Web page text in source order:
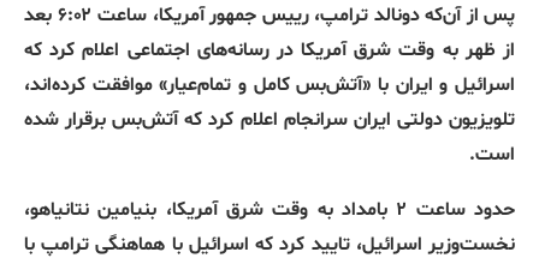
پس از آن‌که دونالد ترامپ، رییس جمهور آمریکا، ساعت ۶:۰۲ بعد
از ظهر به وقت شرق آمریکا در رسانه‌های اجتماعی اعلام کرد که
اسرائیل و ایران با «آتش‌بس کامل و تمام‌عیار» موافقت کرده‌اند،
تلویزیون دولتی ایران سرانجام اعلام کرد که آتش‌بس برقرار شده
است.
حدود ساعت ۲ بامداد به وقت شرق آمریکا، بنیامین نتانیاهو،
نخست‌وزیر اسرائیل، تایید کرد که اسرائیل با هماهنگی ترامپ با